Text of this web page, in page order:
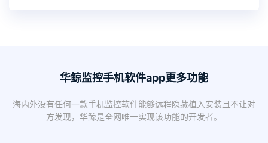
华鲸监控手机软件app更多功能
海内外没有任何一款手机监控软件能够远程隐藏植入安装且不让对
方发现，华鲸是全网唯一实现该功能的开发者。